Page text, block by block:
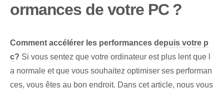
ormances de votre PC ?
Comment accélérer les performances depuis votre p
c? Si vous sentez que votre ordinateur est plus lent que l
a normale et que vous souhaitez optimiser ses performan
ces, vous êtes au bon endroit. Dans cet article, nous vous